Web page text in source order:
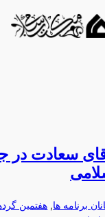
سعادت در
برنامه ها, هفتمین